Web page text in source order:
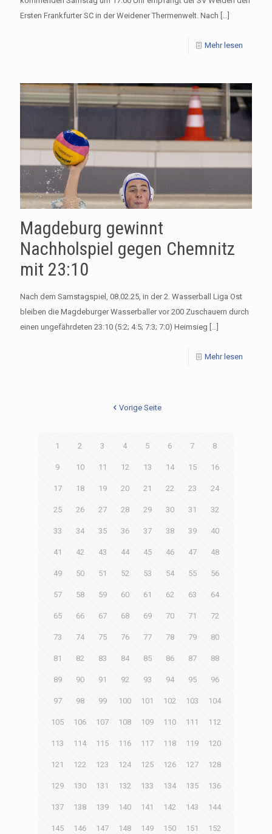
Ersten Frankfurter SC in der Weidener Thermenwelt. Nach […]
Mehr lesen
Magdeburg gewinnt
Nachholspiel gegen Chemnitz
mit 23:10
Nach dem Samstagspiel, 08.02.25, in der 2. Wasserball Liga Ost
bleiben die Magdeburger Wasserballer vor 200 Zuschauern durch
einen ungefährdeten 23:10 (5:2; 4:5; 7:3; 7:0) Heimsieg […]
Mehr lesen
Vorige Seite
1 2 3 4 5 6 7 8
9 10 11 12 13 14 15 16
17 18 19 20 21 22 23 24
25 26 27 28 29 30 31 32
33 34 35 36 37 38 39 40
41 42 43 44 45 46 47 48
49 50 51 52 53 54 55 56
57 58 59 60 61 62 63 64
65 66 67 68 69 70 71 72
73 74 75 76 77 78 79 80
81 82 83 84 85 86 87 88
89 90 91 92 93 94 95 96
97 98 99 100 101 102 103 104
105 106 107 108 109 110 111 112
113 114 115 116 117 118 119 120
121 122 123 124 125 126 127 128
129 130 131 132 133 134 135 136
137 138 139 140 141 142 143 144
145 146 147 148 149 150 151 152